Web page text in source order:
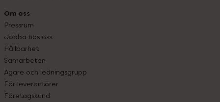
Om oss
Pressrum
Jobba hos oss
Hållbarhet
Samarbeten
Ägare och ledningsgrupp
För leverantörer
Företagskund